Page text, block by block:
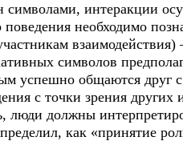
символами, интеракции
поведения необходимо
символов
успешно общаются друг
с точки зрения
люди должны
как «принятие